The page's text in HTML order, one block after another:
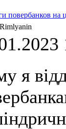
повербанков на
я